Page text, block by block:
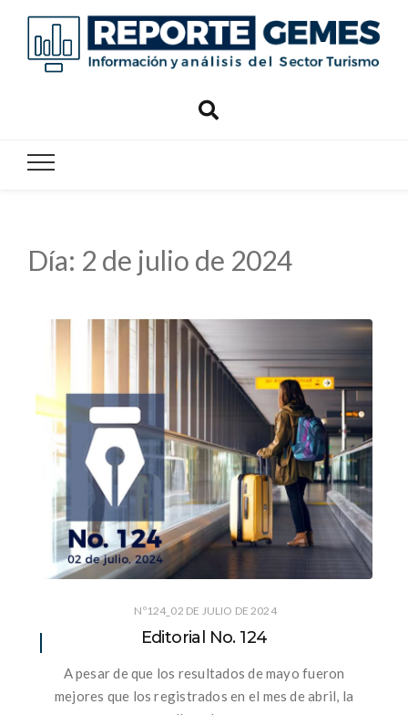
Día: 2 de julio de 2024
Nº124_02 DE JULIO DE 2024
Editorial No. 124
A pesar de que los resultados de mayo fueron
mejores que los registrados en el mes de abril, la